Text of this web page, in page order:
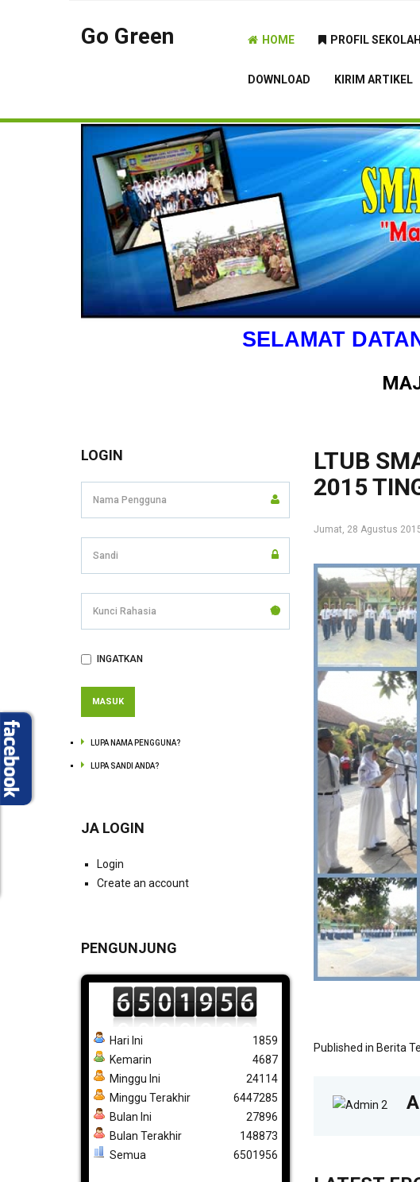
Go Green HOME PROFIL SEKOLAH
DOWNLOAD KIRIM ARTIKEL
SELAMAT
LTUB
2015
Jumat, 28 Agustus
Published in Berita
LOGIN
INGATKAN
LUPA NAMA PENGGUNA?
LUPA SANDI ANDA?
JA LOGIN
Login
Create an account
PENGUNJUNG
Hari Ini
Kemarin
Minggu Ini
Minggu Terakhir
Bulan Ini
Bulan Terakhir
Semua
1859
4687
24114
6447285
27896
148873
6501956